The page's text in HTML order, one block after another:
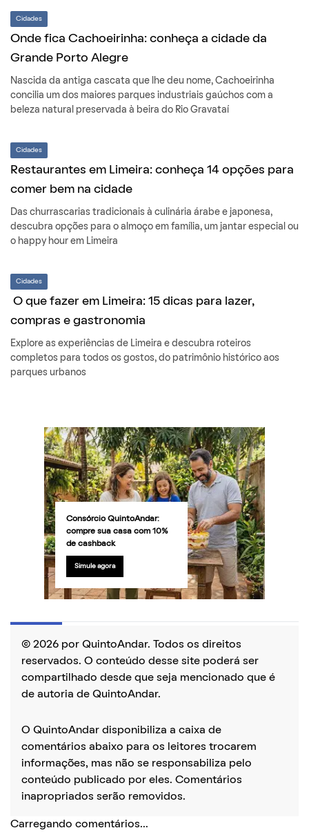
Cidades
Onde fica Cachoeirinha: conheça a cidade da
Grande Porto Alegre
Nascida da antiga cascata que lhe deu nome, Cachoeirinha
concilia um dos maiores parques industriais gaúchos com a
beleza natural preservada à beira do Rio Gravataí
Cidades
Restaurantes em Limeira: conheça 14 opções para
comer bem na cidade
Das churrascarias tradicionais à culinária árabe e japonesa,
descubra opções para o almoço em família, um jantar especial ou
o happy hour em Limeira
Cidades
O que fazer em Limeira: 15 dicas para lazer,
compras e gastronomia
Explore as experiências de Limeira e descubra roteiros
completos para todos os gostos, do patrimônio histórico aos
parques urbanos
Consórcio QuintoAndar:
compre sua casa com 10%
de cashback
Simule agora
© 2026 por QuintoAndar. Todos os direitos
reservados. O conteúdo desse site poderá ser
compartilhado desde que seja mencionado que é
de autoria de QuintoAndar.
O QuintoAndar disponibiliza a caixa de
comentários abaixo para os leitores trocarem
informações, mas não se responsabiliza pelo
conteúdo publicado por eles. Comentários
inapropriados serão removidos.
Carregando comentários...